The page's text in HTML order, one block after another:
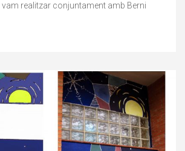
realitzar conjuntament amb Berni